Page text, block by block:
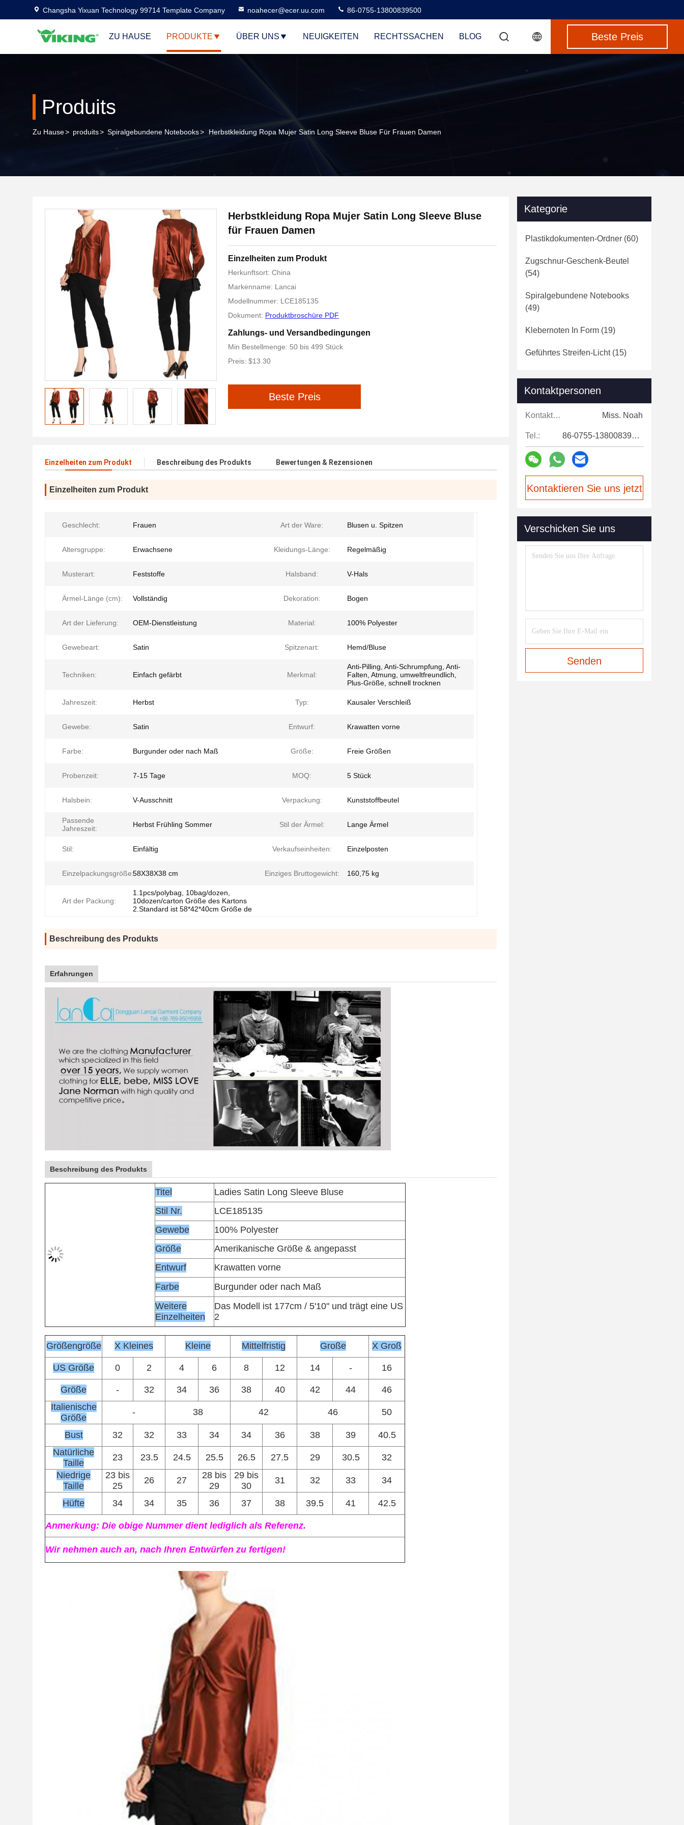
Changsha Yixuan Technology 99714 Template Company noahecer@ecer.uu.com 86-0755-13800839500
ZU HAUSE PRODUKTE ÜBER UNS NEUIGKEITEN RECHTSSACHEN BLOG Beste Preis
Produits
Zu Hause> produits> Spiralgebundene Notebooks> Herbstkleidung Ropa Mujer Satin Long Sleeve Bluse Für Frauen Damen
Herbstkleidung Ropa Mujer Satin Long Sleeve Bluse
für Frauen Damen
Einzelheiten zum Produkt
Herkunftsort: China
Markenname: Lancai
Modellnummer: LCE185135
Dokument: Produktbroschüre PDF
Zahlungs- und Versandbedingungen
Min Bestellmenge: 50 bis 499 Stück
Preis: $13.30
Beste Preis
Einzelheiten zum Produkt Beschreibung des Produkts Bewertungen & Rezensionen
Einzelheiten zum Produkt
Geschlecht: Frauen Art der Ware: Blusen u. Spitzen
Altersgruppe: Erwachsene Kleidungs-Länge: Regelmäßig
Musterart: Feststoffe Halsband: V-Hals
Ärmel-Länge (cm): Vollständig Dekoration: Bogen
Art der Lieferung: OEM-Dienstleistung Material: 100% Polyester
Gewebeart: Satin Spitzenart: Hemd/Bluse
Techniken: Einfach gefärbt Merkmal:
Anti-Pilling, Anti-Schrumpfung, Anti-
Falten, Atmung, umweltfreundlich,
Plus-Größe, schnell trocknen
Jahreszeit: Herbst Typ: Kausaler Verschleiß
Gewebe: Satin Entwurf: Krawatten vorne
Farbe: Burgunder oder nach Maß Größe: Freie Größen
Probenzeit: 7-15 Tage MOQ: 5 Stück
Halsbein: V-Ausschnitt Verpackung: Kunststoffbeutel
Passende
Jahreszeit:
Herbst Frühling Sommer Stil der Ärmel: Lange Ärmel
Stil: Einfältig Verkaufseinheiten: Einzelposten
Einzelpackungsgröße:58X38X38 cm Einziges Bruttogewicht: 160,75 kg
Art der Packung:
1.1pcs/polybag, 10bag/dozen,
10dozen/carton Größe des Kartons
2.Standard ist 58*42*40cm Größe de
Beschreibung des Produkts
Erfahrungen
Beschreibung des Produkts
Titel
Ladies Satin Long Sleeve Bluse
Stil Nr.
LCE185135
Gewebe
100% Polyester
Größe
Amerikanische Größe & angepasst
Entwurf
Krawatten vorne
Farbe
Burgunder oder nach Maß
Weitere
Einzelheiten
Das Modell ist 177cm / 5'10" und trägt eine US
2
Größengröße X Kleines Kleine Mittelfristig Große X Groß
US Größe 0 2 4 6 8 12 14 - 16
Größe - 32 34 36 38 40 42 44
46
Italienische
Größe
- 38 42 46 50
Bust 32 32 33 34 34 36 38 39
40.5
Natürliche
Taille
23 23.5 24.5 25.5 26.5 27.5 29 30.5
32
Niedrige
Taille
23 bis
25
26 27
28 bis
29
29 bis
30
31 32 33 34
Hüfte 34 34 35 36 37 38 39.5 41 42.5
Anmerkung: Die obige Nummer dient lediglich als Referenz.
Wir nehmen auch an, nach Ihren Entwürfen zu fertigen!
Kategorie
Plastikdokumenten-Ordner (60)
Zugschnur-Geschenk-Beutel
(54)
Spiralgebundene Notebooks
(49)
Klebernoten In Form (19)
Geführtes Streifen-Licht(15)
Kontaktpersonen
Kontaktpersonen: Miss. Noah
Tel.: 86-0755-13800839500
Kontaktieren Sie uns jetzt
Verschicken Sie uns
Senden